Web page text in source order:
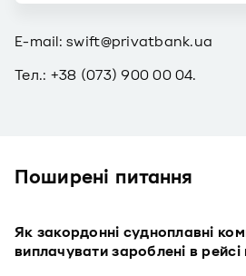
E-mail: swift@privatbank.ua
Тел.: +38 (073) 900 00 04.
Поширенi питання
Як закордонні судноплавні
виплачувати зароблені в рейсі